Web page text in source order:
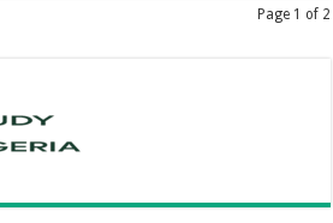
Page 1 of 2